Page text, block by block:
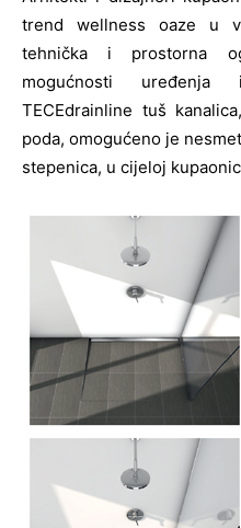
trend wellness oaze u
tehnička i prostorna
mogućnosti uređenja
TECEdrainline tuš
poda, omogućeno je
stepenica, u cijeloj